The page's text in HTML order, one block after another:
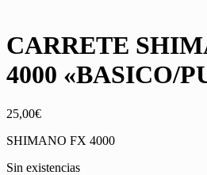
CARRETE
4000 «BASICO/
25,00€
SHIMANO FX 4000
Sin existencias